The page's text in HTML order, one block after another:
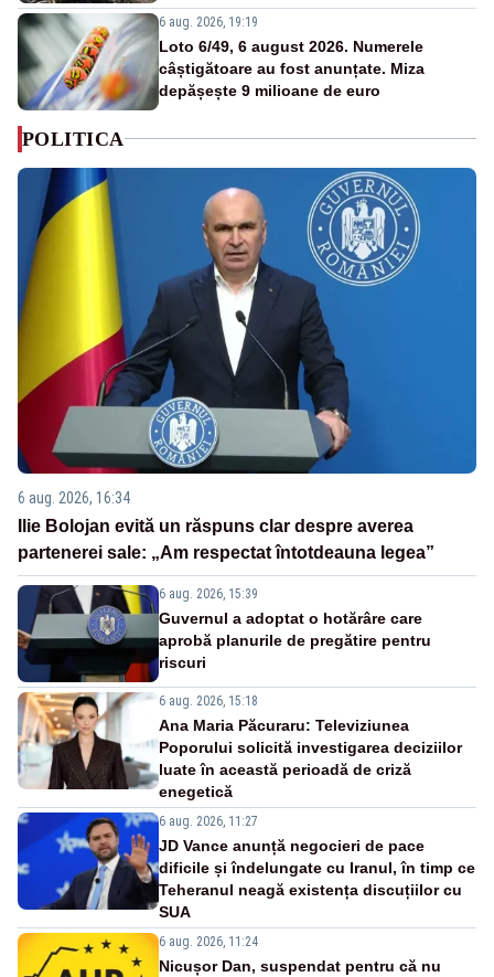
6 aug. 2026, 19:19
Loto 6/49, 6 august 2026. Numerele
câștigătoare au fost anunțate. Miza
depășește 9 milioane de euro
POLITICA
6 aug. 2026, 16:34
Ilie Bolojan evită un răspuns clar despre averea
partenerei sale: „Am respectat întotdeauna legea”
6 aug. 2026, 15:39
Guvernul a adoptat o hotărâre care
aprobă planurile de pregătire pentru
riscuri
6 aug. 2026, 15:18
Ana Maria Păcuraru: Televiziunea
Poporului solicită investigarea deciziilor
luate în această perioadă de criză
enegetică
6 aug. 2026, 11:27
JD Vance anunță negocieri de pace
dificile și îndelungate cu Iranul, în timp ce
Teheranul neagă existența discuțiilor cu
SUA
6 aug. 2026, 11:24
Nicușor Dan, suspendat pentru că nu